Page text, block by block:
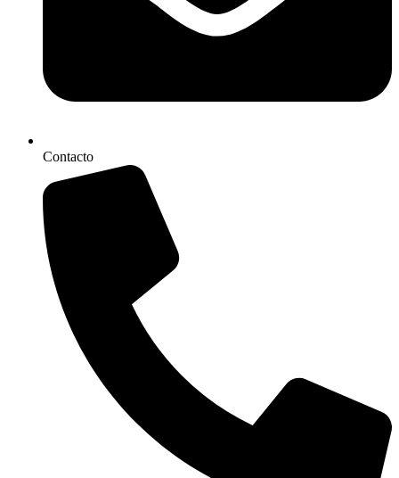
Contacto